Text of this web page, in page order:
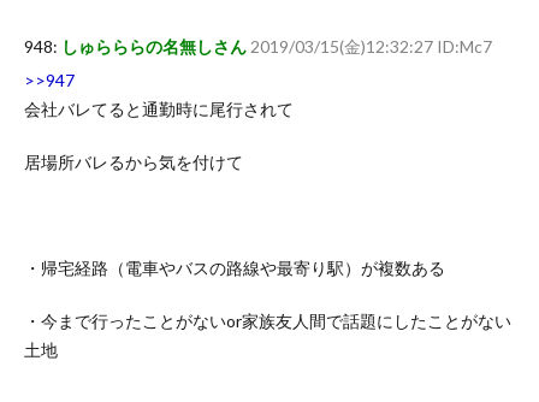
948: しゅらららの名無しさん 2019/03/15(金)12:32:27 ID:Mc7
>>947
会社バレてると通勤時に尾行されて
居場所バレるから気を付けて
・帰宅経路（電車やバスの路線や最寄り駅）が複数ある
・今まで行ったことがないor家族友人間で話題にしたことがない
土地